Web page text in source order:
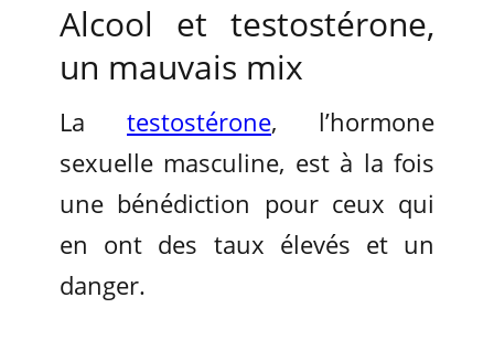
Alcool et testostérone,
un mauvais mix
La testostérone, l’hormone
sexuelle masculine, est à la fois
une bénédiction pour ceux qui
en ont des taux élevés et un
danger.